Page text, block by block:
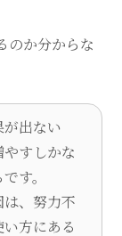
のか分からな
出ない
すしかな
す。
、努力不
方にある